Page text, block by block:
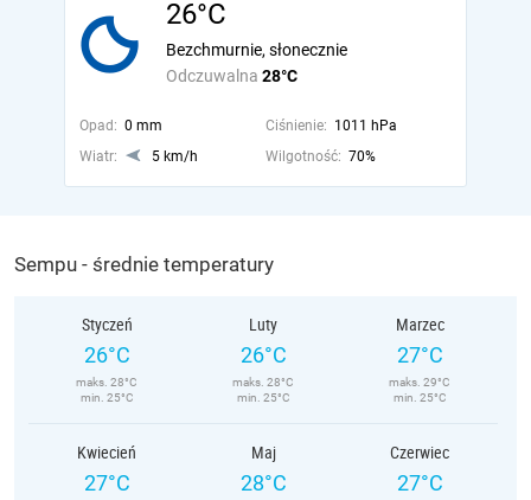
26°C
Odczuwalna 28°C
Bezchmurnie, słonecznie
Opad: 0 mm Ciśnienie: 1011 hPa
Wiatr:
5 km/h Wilgotność: 70%
Sempu - średnie temperatury
Styczeń
26°C
maks. 28°C
min. 25°C
Luty
26°C
maks. 28°C
min. 25°C
Marzec
27°C
maks. 29°C
min. 25°C
Kwiecień
27°C
Maj
28°C
Czerwiec
27°C